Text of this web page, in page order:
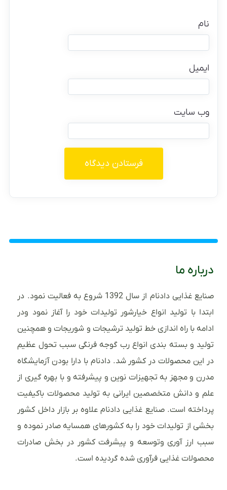
نام
ایمیل
وب‌ سایت
درباره ما
صنایع غذایی دادنام از سال 1392 شروع به فعالیت نمود. در
ابتدا با تولید انواع خیارشور تولیدات خود را آغاز نمود ودر
ادامه با راه اندازی خط تولید ترشیجات و شوریجات و همچنین
تولید و بسته بندی انواع رب گوجه فرنگی سبب تحول عظیم
در این محصولات در کشور شد. دادنام با دارا بودن آزمایشگاه
مدرن و مجهز به تجهیزات نوین و پیشرفته و با بهره گیری از
علم و دانش متخصصین ایرانی به تولید محصولات باکیفیت
پرداخته است. صنایع غذایی دادنام علاوه بر بازار داخل کشور
بخشی از تولیدات خود را به کشورهای همسایه صادر نموده و
سبب ارز آوری وتوسعه و پیشرفت کشور در بخش صادرات
محصولات غذایی فرآوری شده گردیده است.